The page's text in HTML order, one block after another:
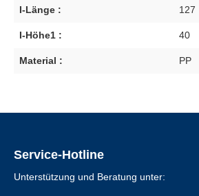
I-Länge : 127
I-Höhe1 : 40
Material : PP
Service-Hotline
Unterstützung und Beratung unter: